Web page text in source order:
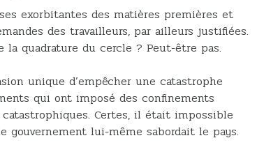
exorbitantes des matières premières et
des travailleurs, par ailleurs justifiées.
quadrature du cercle ? Peut-être pas.
unique d’empêcher une catastrophe
qui ont imposé des confinements
Certes, il était impossible
gouvernement lui-même sabordait le pays.